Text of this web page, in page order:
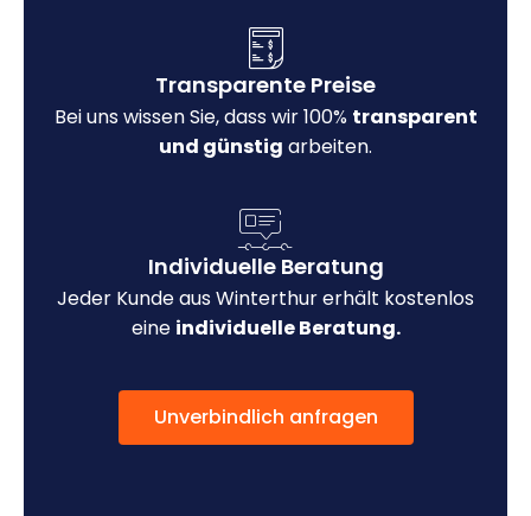
Transparente Preise
Bei uns wissen Sie, dass wir 100% transparent
und günstig arbeiten.
Individuelle Beratung
Jeder Kunde aus Winterthur erhält kostenlos
eine individuelle Beratung.
Unverbindlich anfragen